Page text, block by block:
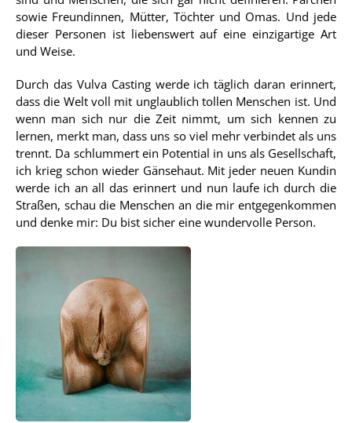
sowie Freundinnen, Mütter, Töchter und Omas. Und jede
dieser Personen ist liebenswert auf eine einzigartige Art
und Weise.
Durch das Vulva Casting werde ich täglich daran erinnert,
dass die Welt voll mit unglaublich tollen Menschen ist. Und
wenn man sich nur die Zeit nimmt, um sich kennen zu
lernen, merkt man, dass uns so viel mehr verbindet als uns
trennt. Da schlummert ein Potential in uns als Gesellschaft,
ich krieg schon wieder Gänsehaut. Mit jeder neuen Kundin
werde ich an all das erinnert und nun laufe ich durch die
Straßen, schau die Menschen an die mir entgegenkommen
und denke mir: Du bist sicher eine wundervolle Person.